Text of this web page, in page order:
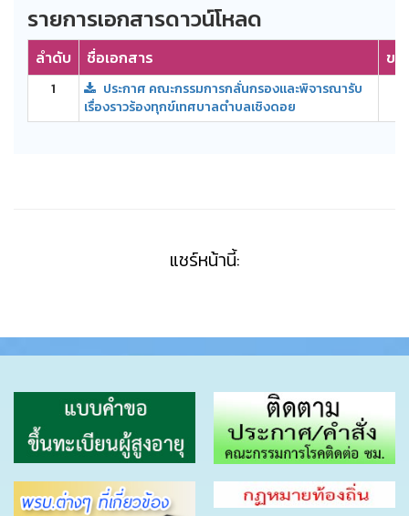
รายการเอกสารดาวน์โหลด
ลำดับ ชื่อเอกสาร ขน
1
ประกาศ คณะกรรมการกลั่นกรองและพิจารณารับ
เรื่องราวร้องทุกข์เทศบาลตำบลเชิงดอย
แชร์หน้านี้: